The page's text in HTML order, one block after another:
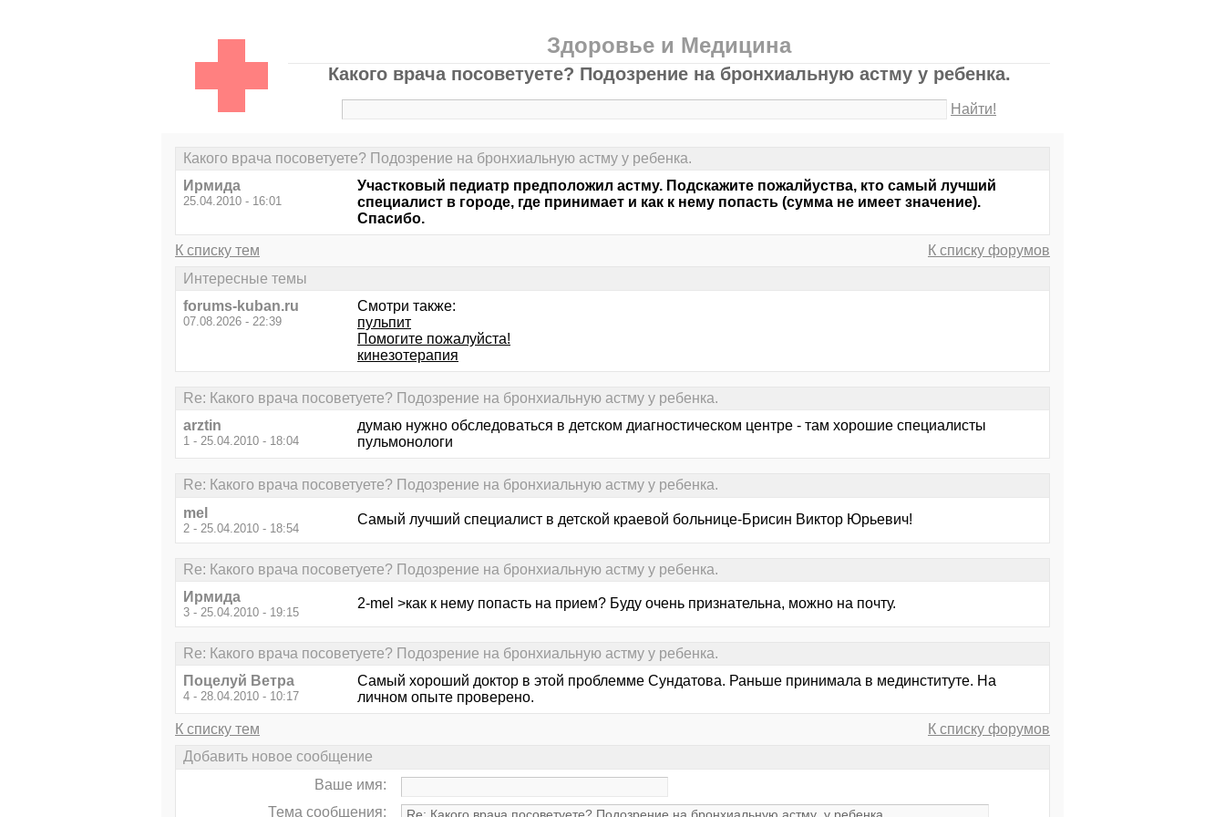
Здоровье и Медицина
Какого врача посоветуете? Подозрение на бронхиальную астму у ребенка.
Найти!
Какого врача посоветуете? Подозрение на бронхиальную астму у ребенка.
Ирмида
25.04.2010 - 16:01
Участковый педиатр предположил астму. Подскажите пожалйуства, кто самый лучший
специалист в городе, где принимает и как к нему попасть (сумма не имеет значение).
Спасибо.
К списку тем
К списку форумов
Интересные темы
forums-kuban.ru
07.08.2026 - 22:39
Смотри также:
пульпит
Помогите пожалуйста!
кинезотерапия
Re: Какого врача посоветуете? Подозрение на бронхиальную астму у ребенка.
arztin
1 - 25.04.2010 - 18:04
думаю нужно обследоваться в детском диагностическом центре - там хорошие специалисты
пульмонологи
Re: Какого врача посоветуете? Подозрение на бронхиальную астму у ребенка.
mel
2 - 25.04.2010 - 18:54
Самый лучший специалист в детской краевой больнице-Брисин Виктор Юрьевич!
Re: Какого врача посоветуете? Подозрение на бронхиальную астму у ребенка.
Ирмида
3 - 25.04.2010 - 19:15
2-mel >как к нему попасть на прием? Буду очень признательна, можно на почту.
Re: Какого врача посоветуете? Подозрение на бронхиальную астму у ребенка.
Поцелуй Ветра
4 - 28.04.2010 - 10:17
Самый хороший доктор в этой проблемме Сундатова. Раньше принимала в мединституте. На
личном опыте проверено.
К списку тем
К списку форумов
Добавить новое сообщение
Ваше имя:
Тема сообщения: